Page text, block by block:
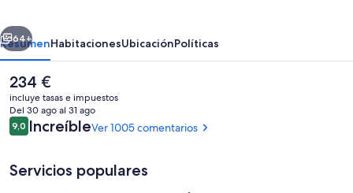
Siguiente
64+
ResumenHabitacionesUbicaciónPolíticas
El
precio
actual
es
de
234 €
incluye tasas e impuestos
Del 30 ago al 31 ago
Comentarios
9,09,0 de 10
IncreíbleVer 1005 comentarios
Servicios populares